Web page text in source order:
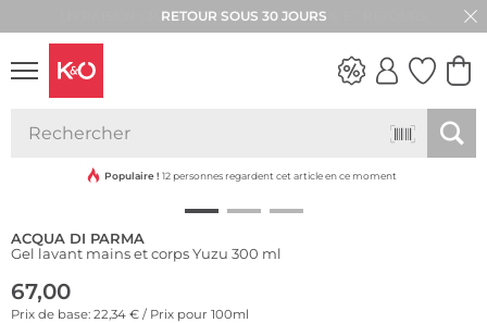
RETOUR SOUS 30 JOURS
VIBES
Populaire ! 12 personnes regardent cet article en ce moment
ACQUA DI PARMA
Gel lavant mains et corps Yuzu 300 ml
67,00
Prix de base: 22,34 € / Prix pour 100ml